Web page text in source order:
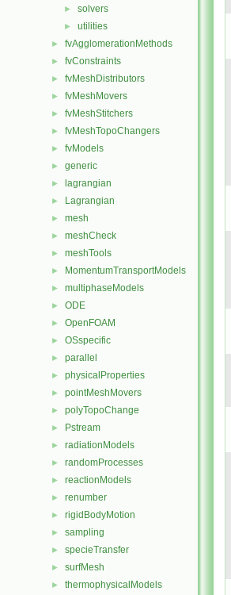
► solvers
► utilities
► fvAgglomerationMethods
► fvConstraints
► fvMeshDistributors
► fvMeshMovers
► fvMeshStitchers
► fvMeshTopoChangers
► fvModels
► generic
► lagrangian
► Lagrangian
► mesh
► meshCheck
► meshTools
► MomentumTransportModels
► multiphaseModels
► ODE
► OpenFOAM
► OSspecific
► parallel
► physicalProperties
► pointMeshMovers
► polyTopoChange
► Pstream
► radiationModels
► randomProcesses
► reactionModels
► renumber
► rigidBodyMotion
► sampling
► specieTransfer
► surfMesh
► thermophysicalModels